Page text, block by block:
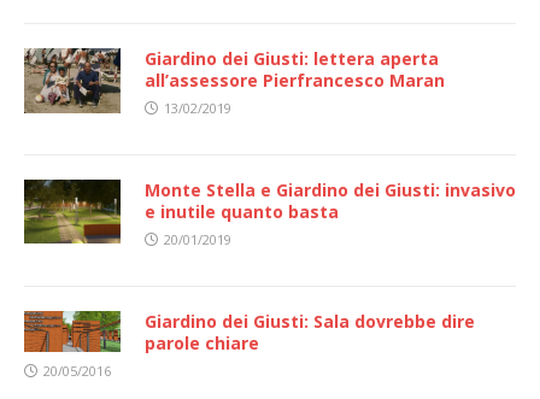
Giardino dei Giusti: lettera aperta
all’assessore Pierfrancesco Maran
13/02/2019
Monte Stella e Giardino dei Giusti: invasivo
e inutile quanto basta
20/01/2019
Giardino dei Giusti: Sala dovrebbe dire
parole chiare
20/05/2016